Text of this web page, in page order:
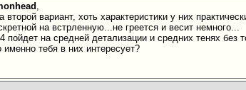
,
второй вариант, хоть характеристики у них
на встрленную...не греется и весит немного...
пойдет на средней детализации и средних тенях без
именно тебя в них интересует?